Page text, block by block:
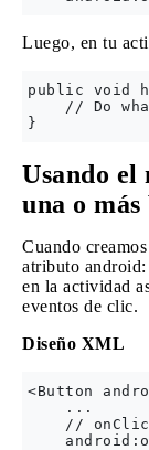
Luego, en tu
public void
// Do
Usando el
una o
Cuando
atributo
en la actividad
eventos de clic.
Diseño XML
<Button
    ...
//